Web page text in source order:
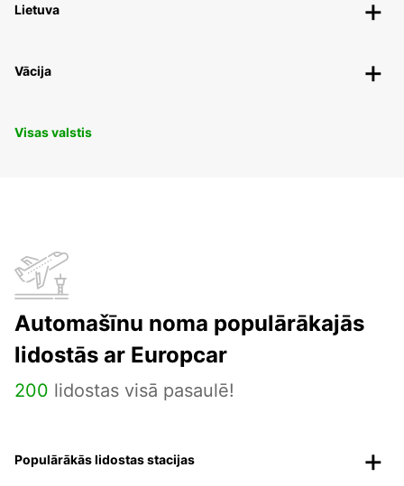
Lietuva
Vācija
Visas valstis
Automašīnu noma populārākajās
lidostās ar Europcar
200 lidostas visā pasaulē!
Populārākās lidostas stacijas